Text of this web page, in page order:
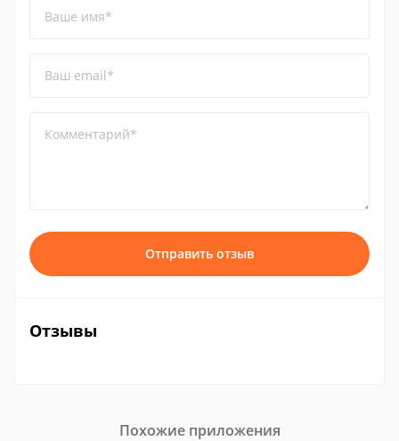
Ваше имя*
Ваш email*
Комментарий*
Отправить отзыв
Отзывы
Похожие приложения